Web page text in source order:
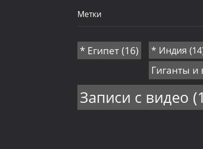
Метки
* Египет(16) * Индия
Гиганты и
Записи с видео